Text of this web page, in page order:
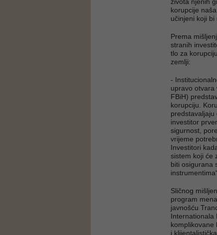
korupcije
učinjeni koji bi
Prema
stranih
tlo za
zemlji:
-
upravo otvara
FBiH)
korupciju.
predstavaljaju
investitor
sigurnost,
vrijeme
Investitori
sistem koji će
biti osigurana
instrumentima“.
Sličnog
program
javnošću
Internationala
komplikovane
i